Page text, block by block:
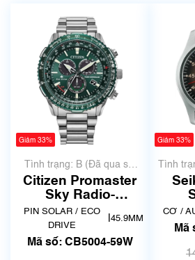
Giảm 33%
Tình trạng: B (Đã qua sử
dụng, hàng đẹp, có chút
xước dăm)
Citizen Promaster
Sky Radio-
Controlled CB5004-
59W
PIN SOLAR / ECO
DRIVE
45.9MM
Mã số: CB5004-59W
Giảm 33%
Tình
sử
CƠ /
Mã